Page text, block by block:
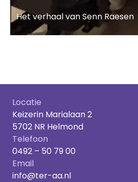
Het verhaal van Senn Raesen
Locatie
Keizerin Marialaan 2
5702 NR Helmond
Telefoon
0492 – 50 79 00
Email
info@ter-aa.nl